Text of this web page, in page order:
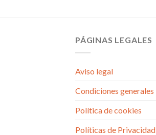
PÁGINAS LEGALES
Aviso legal
Condiciones generales
Política de cookies
Políticas de Privacidad